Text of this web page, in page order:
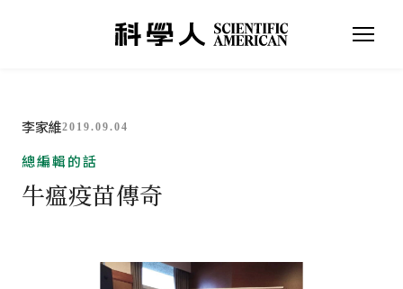
李家維2019.09.04
總編輯的話
牛瘟疫苗傳奇